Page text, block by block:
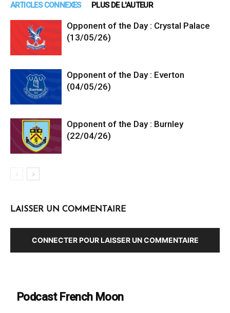
ARTICLES CONNEXES PLUS DE L'AUTEUR
Opponent of the Day : Crystal Palace
(13/05/26)
Opponent of the Day : Everton
(04/05/26)
Opponent of the Day : Burnley
(22/04/26)
LAISSER UN COMMENTAIRE
CONNECTER POUR LAISSER UN COMMENTAIRE
Podcast French Moon